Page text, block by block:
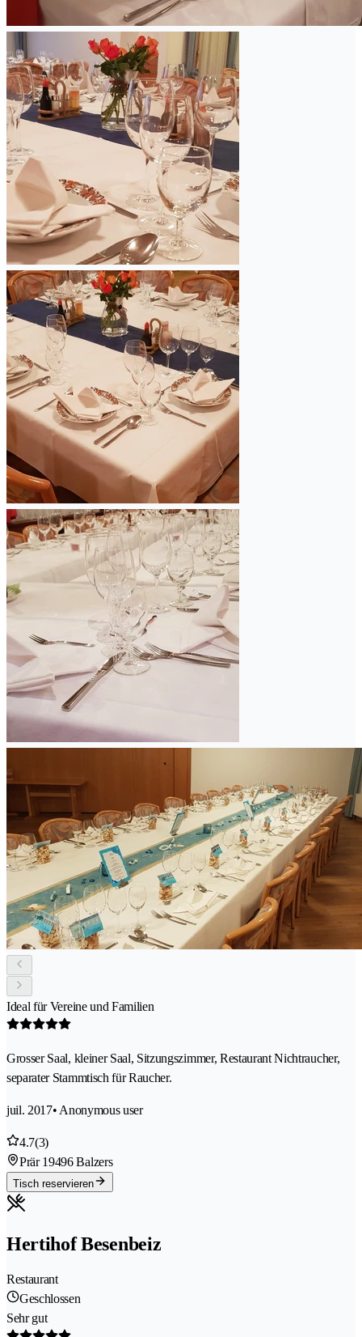
Ideal für Vereine und Familien
Grosser Saal, kleiner Saal, Sitzungszimmer, Restaurant Nichtraucher,
separater Stammtisch für Raucher.
juil. 2017• Anonymous user
4.7(3)
Prär 19496 Balzers
Tisch reservieren
Hertihof Besenbeiz
Restaurant
Geschlossen
Sehr gut